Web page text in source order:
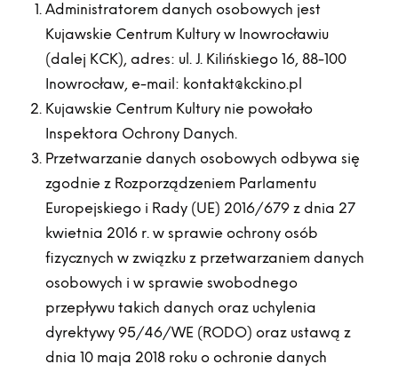
Administratorem danych osobowych jest
Kujawskie Centrum Kultury w Inowrocławiu
(dalej KCK), adres: ul. J. Kilińskiego 16, 88-100
Inowrocław, e-mail: kontakt@kckino.pl
Kujawskie Centrum Kultury nie powołało
Inspektora Ochrony Danych.
Przetwarzanie danych osobowych odbywa się
zgodnie z Rozporządzeniem Parlamentu
Europejskiego i Rady (UE) 2016/679 z dnia 27
kwietnia 2016 r. w sprawie ochrony osób
fizycznych w związku z przetwarzaniem danych
osobowych i w sprawie swobodnego
przepływu takich danych oraz uchylenia
dyrektywy 95/46/WE (RODO) oraz ustawą z
dnia 10 maja 2018 roku o ochronie danych